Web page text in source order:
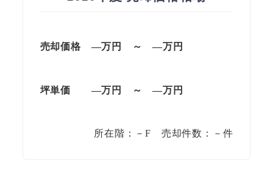
売却価格 —万円 ～ —万円
坪単価 —万円 ～—万円
所在階：－F 売却件数：－件